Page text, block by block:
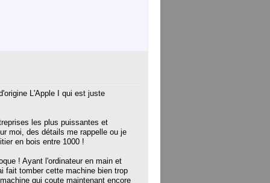
L'Apple I qui est juste
les plus puissantes et
moi, des détails me rappelle ou je
en bois entre 1000 !
! Ayant l'ordinateur en main et
fait tomber cette machine bien trop
qui coute maintenant encore